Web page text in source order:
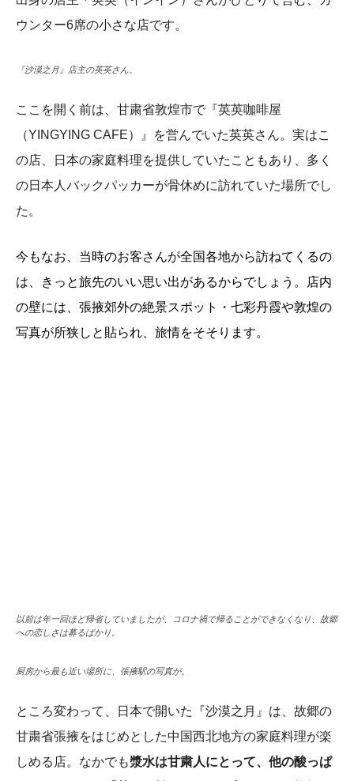
ウンター6席の小さな店です。
『沙漠之月』店主の英英さん。
ここを開く前は、甘粛省敦煌市で『英英咖啡屋
（YINGYING CAFE）』を営んでいた英英さん。実はこ
の店、日本の家庭料理を提供していたこともあり、多く
の日本人バックパッカーが骨休めに訪れていた場所でし
た。
今もなお、当時のお客さんが全国各地から訪ねてくるの
は、きっと旅先のいい思い出があるからでしょう。店内
の壁には、張掖郊外の絶景スポット・七彩丹霞や敦煌の
写真が所狭しと貼られ、旅情をそそります。
以前は年一回ほど帰省していましたが、コロナ禍で帰ることができなくなり、故郷
への恋しさは募るばかり。
厨房から最も近い場所に、張掖駅の写真が。
ところ変わって、日本で開いた『沙漠之月』は、故郷の
甘粛省張掖をはじめとした中国西北地方の家庭料理が楽
しめる店。なかでも漿水は甘粛人にとって、他の酸っぱ